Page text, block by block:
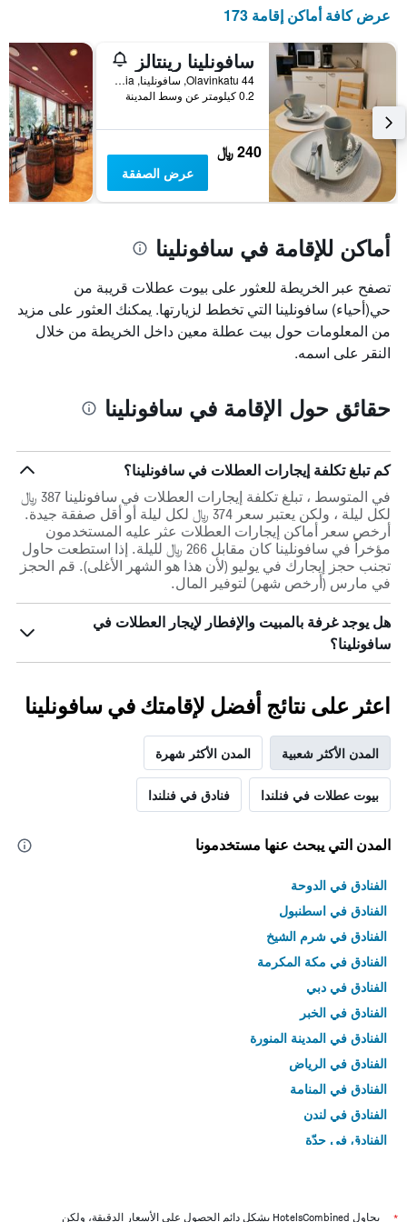
الذي
أيام
الأسبوع.
يتضمن
المخطط
التالي
1
محور
Y
الذي
سعر
غرفة
عرض كافة أماكن إقامة 173
سافونلينا رينتالز
44 Olavinkatu, سافونلينا, Southern Savonia, فنلندا
0.2 كيلومتر عن وسط المدينة
240 ﷼
عرض الصفقة
أماكن للإقامة في سافونلينا
تصفح عبر الخريطة للعثور على بيوت عطلات قريبة من
حي(أحياء) سافونلينا التي تخطط لزيارتها. يمكنك العثور على مزيد
من المعلومات حول بيت عطلة معين داخل الخريطة من خلال
النقر على اسمه.
حقائق حول الإقامة في سافونلينا
كم تبلغ تكلفة إيجارات العطلات في سافونلينا؟
في المتوسط ، تبلغ تكلفة إيجارات العطلات في سافونلينا 387 ﷼
لكل ليلة ، ولكن يعتبر سعر 374 ﷼ لكل ليلة أو أقل صفقة جيدة.
أرخص سعر أماكن إيجارات العطلات عثر عليه المستخدمون
مؤخراً في سافونلينا كان مقابل 266 ﷼ لليلة. إذا استطعت حاول
تجنب حجز إيجارك في يوليو (لأن هذا هو الشهر الأغلى). قم الحجز
في مارس (أرخص شهر) لتوفير المال.
هل يوجد غرفة بالمبيت والإفطار لإيجار العطلات في
سافونلينا؟
اعثر على نتائج أفضل لإقامتك في سافونلينا
المدن الأكثر شعبية المدن الأكثر شهرة
بيوت عطلات في فنلندا فنادق في فنلندا
المدن التي يبحث عنها مستخدمونا
الفنادق في الدوحة
الفنادق في اسطنبول
الفنادق في شرم الشيخ
الفنادق في مكة المكرمة
الفنادق في دبي
الفنادق في الخبر
الفنادق في المدينة المنورة
الفنادق في الرياض
الفنادق في المنامة
الفنادق في لندن
الفنادق في جدّة
يحاول HotelsCombined بشكل دائم الحصول على الأسعار الدقيقة، ولكن